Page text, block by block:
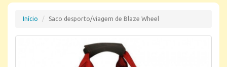
Início Saco desporto/viagem de Blaze Wheel